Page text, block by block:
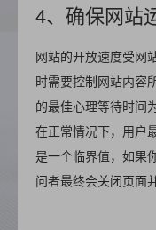
4、确保网站
网站的开放速度受网
时需要控制网站内容
的最佳心理等待时间
在正常情况下，用户
是一个临界值，如果
问者最终会关闭页面